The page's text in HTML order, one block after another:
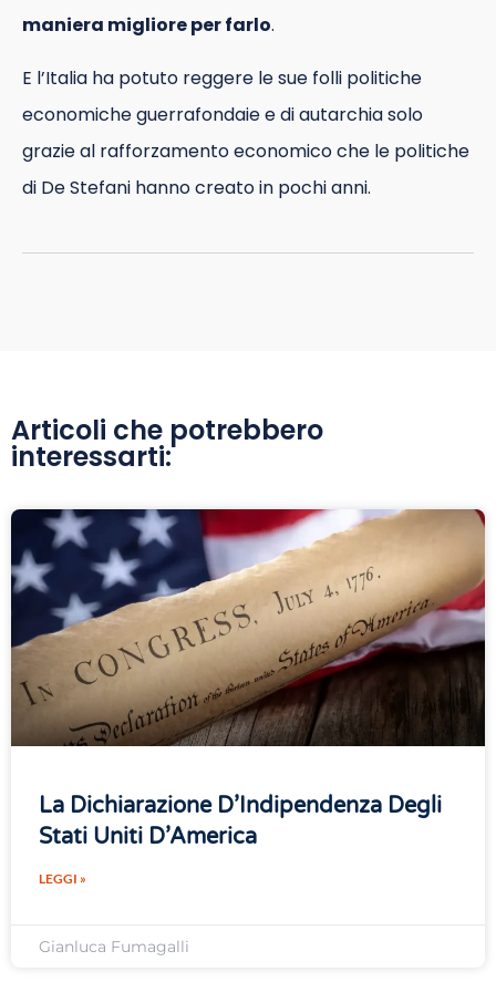
maniera migliore per farlo.
E l’Italia ha potuto reggere le sue folli politiche
economiche guerrafondaie e di autarchia solo
grazie al rafforzamento economico che le politiche
di De Stefani hanno creato in pochi anni.
Articoli che potrebbero
interessarti:
La Dichiarazione D’Indipendenza Degli
Stati Uniti D’America
LEGGI »
Gianluca Fumagalli